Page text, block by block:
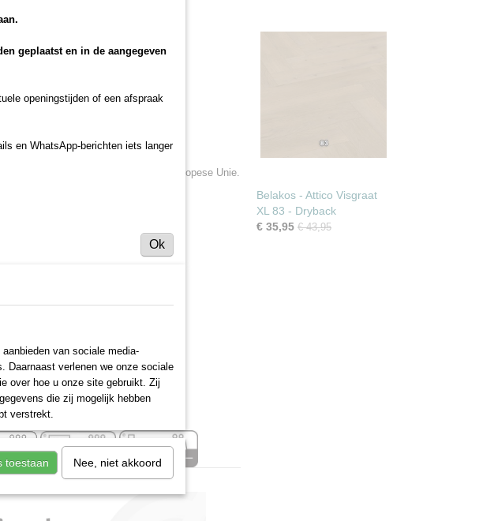
en gezondheidsnormen van de Europese Unie.
E1-norm voor VOC- uitstoot.
en-leginstructies/
en-leginstructies/
Belakos - Attico Visgraat
XL 83 - Dryback
€ 35,95 € 43,95
geplaatst en in de aangegeven
openingstijden of een afspraak
en WhatsApp-berichten iets langer
Ok
van sociale media-
Daarnaast verlenen we onze sociale
over hoe u onze site gebruikt. Zij
die zij mogelijk hebben
verstrekt.
toestaan Nee, niet akkoord